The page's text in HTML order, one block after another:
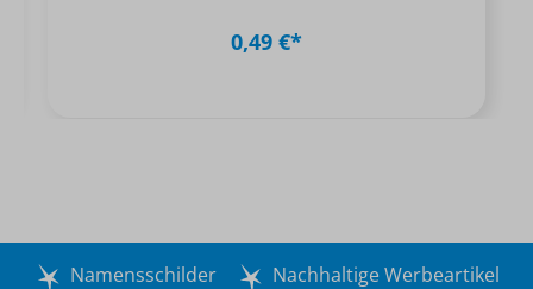
0,49 €*
Namensschilder
Nachhaltige Werbeartikel